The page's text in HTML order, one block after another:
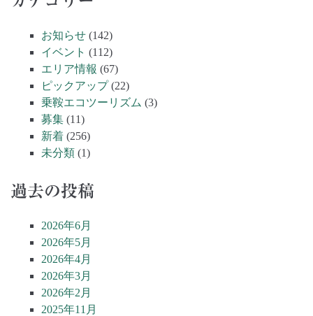
お知らせ (142)
イベント (112)
エリア情報 (67)
ピックアップ(22)
乗鞍エコツーリズム (3)
募集 (11)
新着 (256)
未分類 (1)
過去の投稿
2026年6月
2026年5月
2026年4月
2026年3月
2026年2月
2025年11月